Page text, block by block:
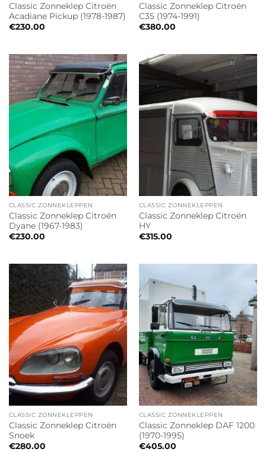
Classic Zonneklep Citroën
Acadiane Pickup (1978-1987)
€230.00
Classic Zonneklep Citroén
C35 (1974-1991)
€380.00
CLASSIC ZONNEKLEPPEN
Classic Zonneklep Citroén
Dyane (1967-1983)
€230.00
CLASSIC ZONNEKLEPPEN
Classic Zonneklep Citroën
HY
€315.00
CLASSIC ZONNEKLEPPEN
Classic Zonneklep Citroën
Snoek
€280.00
CLASSIC ZONNEKLEPPEN
Classic Zonneklep DAF 1200
(1970-1995)
€405.00